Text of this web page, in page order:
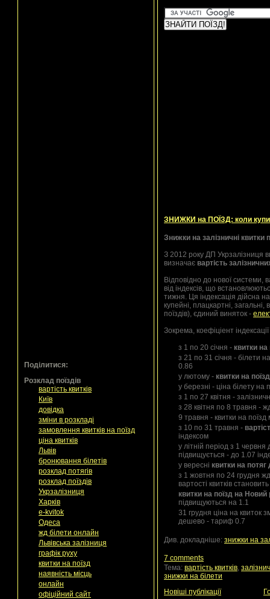
Поділитися:
Розклад поїздів
вартість квитків
Київ
довідка
зміни в розкладі
замовлення квитків на поїзд
ціна квитків
Львів
бронювання білетів
розклад потягів
розклад поїздів
Укрзалізниця
Харків
e-kvitok
Одеса
жд білети онлайн
Львівська залізниця
графік руху
квитки на поїзд
наявність місць
онлайн
офіційний сайт
ЗНИЖКИ на ПОЇЗД: коли
Знижки на залізничні квитки
З 2012 року ДП Укрзалізниця
визначає вартість
Відповідно до нової системи,
від індексів, що
тижня. Ця індексація дійсна
купейні, плацкартні,
поїздів), єдиний виняток -
Зокрема, коефіціент
з 1 по 20 січня - квитки
з 21 по 31 січня - білети
0.86
у лютому - квитки на
у березні - ціна білету
з 1 по 27 квітня -
з 28 квітня по 8 травня -
9 травня - квитки на
з 10 по 31 травня -
індексом
у літній період з 1 червня
підвищується - до 1.07
у вересні квитки на
з 1 жовтня по 24 грудня
вартості квитків
квитки на поїзд на Новий
підвищуються на 1.1
31 грудня ціна на квиток
дешево - тариф 0.7
Див. докладніше: знижки на
7 comments
Тема: вартість квитків,
знижки на білети
Новіші публікації